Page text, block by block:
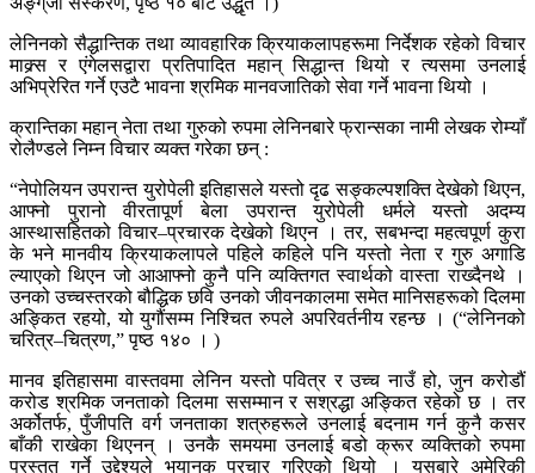
लेनिनको सैद्धान्तिक तथा व्यावहारिक क्रियाकलापहरूमा निर्देशक रहेको विचार
माक्र्स र एंगेलसद्वारा प्रतिपादित महान् सिद्धान्त थियो र त्यसमा उनलाई
अभिप्रेरित गर्ने एउटै भावना श्रमिक मानवजातिको सेवा गर्ने भावना थियो ।
क्रान्तिका महान् नेता तथा गुरुको रुपमा लेनिनबारे फ्रान्सका नामी लेखक रोम्याँ
रोलैण्डले निम्न विचार व्यक्त गरेका छन् :
“नेपोलियन उपरान्त युरोपेली इतिहासले यस्तो दृढ सङ्कल्पशक्ति देखेको थिएन,
आफ्नो पुरानो वीरतापूर्ण बेला उपरान्त युरोपेली धर्मले यस्तो अदम्य
आस्थासहितको विचार–प्रचारक देखेको थिएन । तर, सबभन्दा महत्वपूर्ण कुरा
के भने मानवीय क्रियाकलापले पहिले कहिले पनि यस्तो नेता र गुरु अगाडि
ल्याएको थिएन जो आआफ्नो कुनै पनि व्यक्तिगत स्वार्थको वास्ता राख्दैनथे ।
उनको उच्चस्तरको बौद्धिक छवि उनको जीवनकालमा समेत मानिसहरूको दिलमा
अङ्कित रहयो, यो युगौंसम्म निश्चित रुपले अपरिवर्तनीय रहन्छ । (“लेनिनको
चरित्र–चित्रण,” पृष्ठ १४० । )
मानव इतिहासमा वास्तवमा लेनिन यस्तो पवित्र र उच्च नाउँ हो, जुन करोडौं
करोड श्रमिक जनताको दिलमा ससम्मान र सश्रद्धा अङ्कित रहेको छ । तर
अर्कोतर्फ, पुँजीपति वर्ग जनताका शत्रुहरूले उनलाई बदनाम गर्न कुनै कसर
बाँकी राखेका थिएनन् । उनकै समयमा उनलाई बडो क्रूर व्यक्तिको रुपमा
प्रस्तुत गर्ने उद्देश्यले भयानक प्रचार गरिएको थियो । यसबारे अमेरिकी